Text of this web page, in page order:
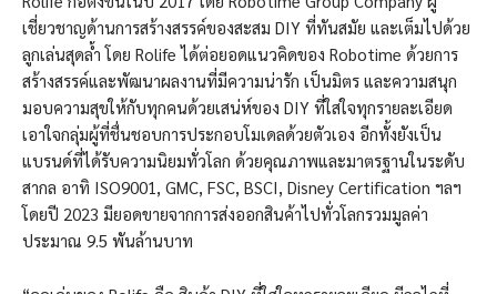
เชี่ยวชาญด้านการสร้างสรรค์ของสะสม DIY ที่ทันสมัย และเต็มไปด้วย
ลูกเล่นสุดล้ำ โดย Rolife ได้ต่อยอดแนวคิดของ Robotime ด้วยการ
สร้างสรรค์และพัฒนาผลงานที่มีความน่ารัก เป็นมิตร และความสนุก
มอบความสุขให้กับทุกคนด้วยเสน่ห์ของ DIY ที่ใส่ใจทุกรายละเอียด
เอาใจกลุ่มผู้ที่ชื่นชอบการประกอบโมเดลด้วยตัวเอง อีกทั้งยังเป็น
แบรนด์ที่ได้รับความนิยมทั่วโลก ด้วยคุณภาพและมาตรฐานในระดับ
สากล อาทิ ISO9001, GMC, FSC, BSCI, Disney Certification ฯลฯ
โดยปี 2023 มียอดขายจากการส่งออกสินค้าไปทั่วโลกรวมมูลค่า
ประมาณ 9.5 พันล้านบาท